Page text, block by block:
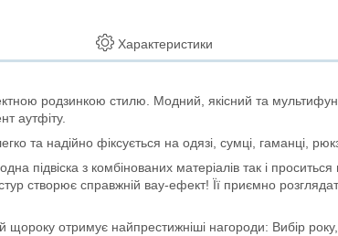
Характеристики
родзинкою стилю. Модний, якісний та
аутфіту.
та надійно фіксується на одязі, сумці, гаманці,
підвіска з комбінованих матеріалів так і
створює справжній вау-ефект! Її приємно
щороку отримує найпрестижніші нагороди: Вибір